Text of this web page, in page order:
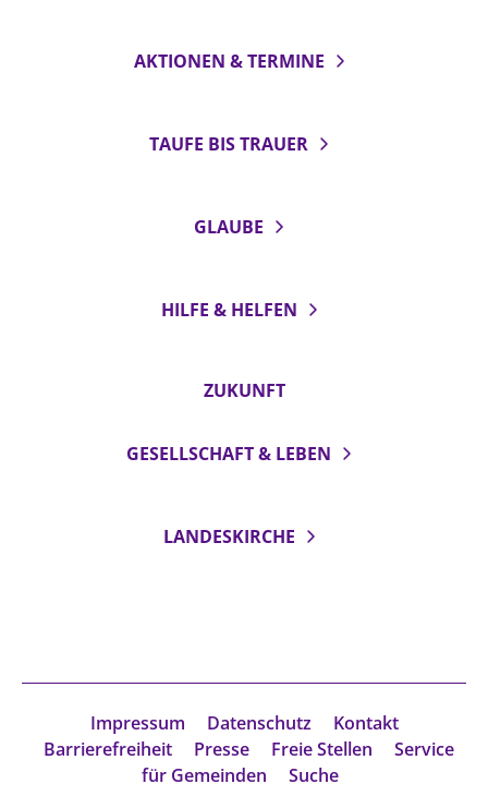
AKTIONEN & TERMINE
TAUFE BIS TRAUER
GLAUBE
HILFE & HELFEN
ZUKUNFT
GESELLSCHAFT & LEBEN
LANDESKIRCHE
Impressum Datenschutz
Kontakt
Barrierefreiheit
Presse Freie Stellen
Service
für Gemeinden
Suche